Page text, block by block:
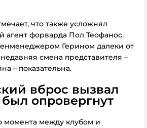
что также усложнял
агент форварда Пол Теофанос.
Герином далеки от
смена представителя –
– показательна.
вброс вызвал
опровергнут
момента между клубом и